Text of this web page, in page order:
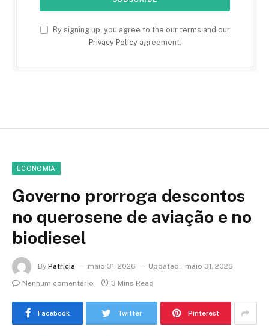
By signing up, you agree to the our terms and our
Privacy Policyagreement.
ECONOMIA
Governo prorroga descontos
no querosene de aviação e no
biodiesel
By Patricia maio 31, 2026 Updated:
maio 31, 2026
Nenhum comentário
3 Mins Read
Facebook Twitter Pinterest